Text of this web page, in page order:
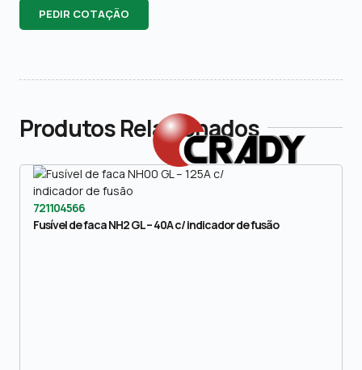
PEDIR COTAÇÃO
Produtos Relacionados
721104566
Fusível de faca NH2 GL – 40A c/ indicador de fusão